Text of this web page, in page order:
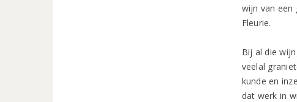
wijn van een
Fleurie.
Bij al die
veelal
kunde en
dat werk in